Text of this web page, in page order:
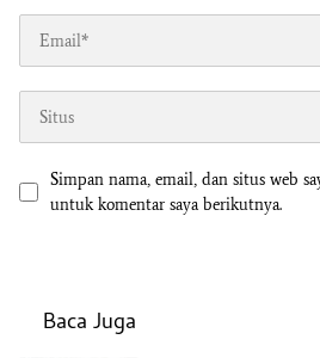
Simpan nama, email, dan situs web
untuk komentar saya berikutnya.
Baca Juga